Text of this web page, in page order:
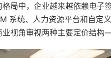
局中，企业越来越依赖电子
系统、人力资源平台和自定
业视角审视两种主要定价结